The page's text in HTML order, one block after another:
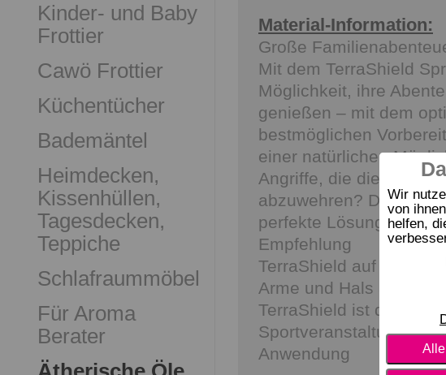
Wir
von
helfen,
Kinder- und Baby
Frottier
Cawö Frottier
Küchentücher
Bademäntel
Heimdecken,
Kissenhüllen,
Tagesdecken,
Teppiche
Schlafraummöbel
Für Aroma
Berater
Material-Information:
Große
Mit dem TerraShield
Möglichkeit, ihre
genießen – mit dem
bestmöglichen
einer natürlichen
Angriffe, die die Natur
abzuwehren? Dann ist
perfekte Lösung für Sie!
Empfehlung
TerraShield auf der
Arme und Hals
TerraShield ist der
Sportveranstaltungen
Anwendung